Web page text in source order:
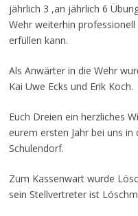
jährlich 3 ,an jährlich 6
Wehr weiterhin
erfüllen kann.
Als Anwärter in die Wehr
Kai Uwe Ecks und Erik Koch.
Euch Dreien ein herzliches
eurem ersten Jahr bei uns
Schulendorf.
Zum Kassenwart wurde
sein Stellvertreter ist